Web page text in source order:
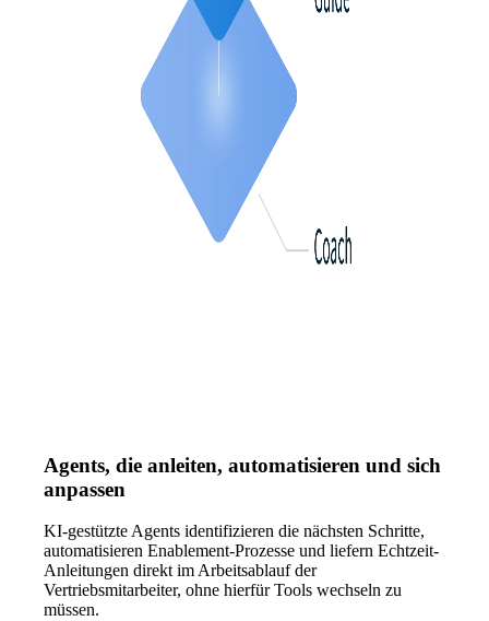
Agents, die anleiten, automatisieren und sich
anpassen
KI-gestützte Agents identifizieren die nächsten Schritte,
automatisieren Enablement-Prozesse und liefern Echtzeit-
Anleitungen direkt im Arbeitsablauf der
Vertriebsmitarbeiter, ohne hierfür Tools wechseln zu
müssen.